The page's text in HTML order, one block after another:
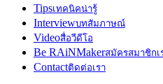
Tipsเทคนิคน่ารู้
Interviewบทสัมภาษณ์
Videoสื่อวีดีโอ
Be RAiNMakerสมัครสมาชิกเ
Contactติดต่อเรา